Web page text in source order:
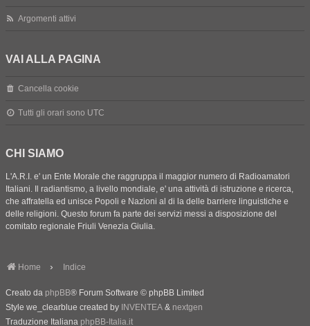
Argomenti attivi
VAI ALLA PAGINA
Cancella cookie
Tutti gli orari sono UTC
CHI SIAMO
L'A.R.I. e' un Ente Morale che raggruppa il maggior numero di Radioamatori
Italiani. Il radiantismo, a livello mondiale, e' una attività di istruzione e ricerca,
che affratella ed unisce Popoli e Nazioni al di la delle barriere linguistiche e
delle religioni. Questo forum fa parte dei servizi messi a disposizione del
comitato regionale Friuli Venezia Giulia.
Home Indice
Creato da phpBB® Forum Software © phpBB Limited
Style we_clearblue created by INVENTEA & nextgen
Traduzione Italiana phpBB-Italia.it